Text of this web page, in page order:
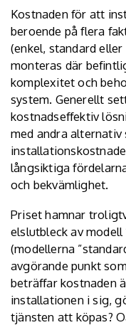
Kostnaden för att
beroende på flera
(enkel, standard
monteras där
komplexitet och
system. Generellt
kostnadseffektiv
med andra
långsiktiga
och bekvämlighet.
Priset hamnar
elslutbleck av
(modellerna
avgörande punkt
beträffar kostnaden
installationen i sig,
tjänsten att köpas?